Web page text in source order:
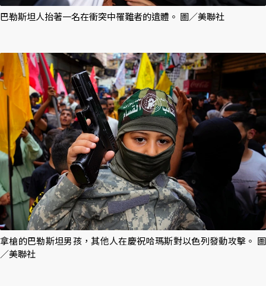
巴勒斯坦人抬著一名在衝突中罹難者的遺體。 圖／美聯社
拿槍的巴勒斯坦男孩，其他人在慶祝哈瑪斯對以色列發動攻擊。 圖
／美聯社